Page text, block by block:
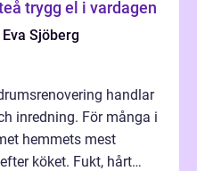
Elservice skellefteå trygg el i vardagen
Eva Sjöberg
handlar
inredning. För många i
hemmets mest
köket. Fukt, hårt